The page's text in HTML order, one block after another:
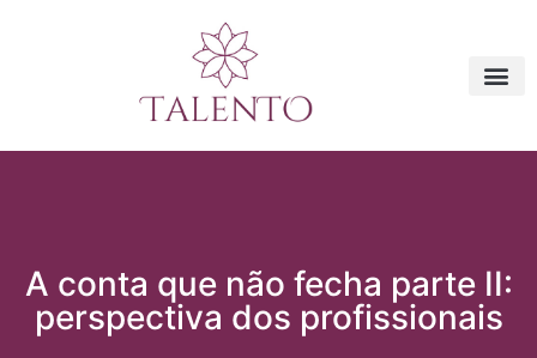
A conta que não fecha parte II:
perspectiva dos profissionais